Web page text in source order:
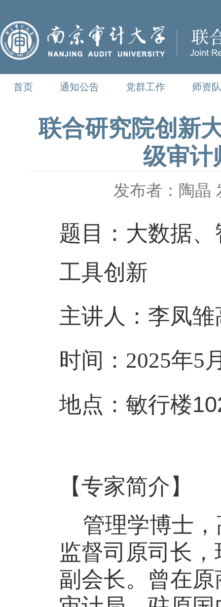
首页 通知公告 党群工作 师资
联合研究院创新
级审计
发布者：陶晶
题目：大数据
工具创新
主讲人：李凤
时间： 2025年5
地点： 敏行楼
【专家简介】
管理学博士
监督司原司长
副会长。曾在